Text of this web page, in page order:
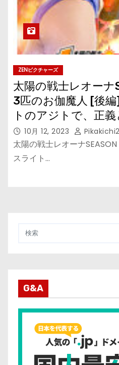
ZENピクチャーズ
太陽の戦士レオーナ
3匹のお伽魔人 [後
トのアジトで、正
る！10月 12, 2023
太陽の戦士レオーナ
スライト…
G&A